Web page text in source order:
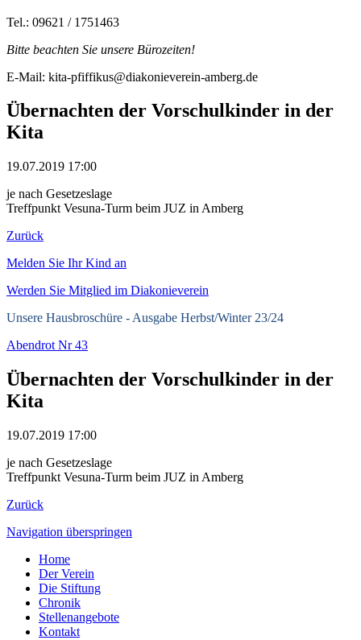
Tel.: 09621 / 1751463
Bitte beachten Sie unsere Bürozeiten!
E-Mail: kita-pfiffikus@diakonieverein-amberg.de
Übernachten der Vorschulkinder in der
Kita
19.07.2019 17:00
je nach Gesetzeslage
Treffpunkt Vesuna-Turm beim JUZ in Amberg
Zurück
Melden Sie Ihr Kind an
Werden Sie Mitglied im Diakonieverein
Unsere Hausbroschüre - Ausgabe Herbst/Winter 23/24
Abendrot Nr 43
Übernachten der Vorschulkinder in der
Kita
19.07.2019 17:00
je nach Gesetzeslage
Treffpunkt Vesuna-Turm beim JUZ in Amberg
Zurück
Navigation überspringen
Home
Der Verein
Die Stiftung
Chronik
Stellenangebote
Kontakt